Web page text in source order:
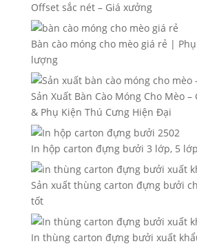
Offset sắc nét – Giá xưởng
Bàn cào móng cho mèo giá rẻ |
lượng
Sản Xuất Bàn Cào Móng Cho Mèo –
& Phụ Kiện Thú Cưng Hiện Đại
In hộp carton đựng bưởi 3 lớp, 5
Sản xuất thùng carton đựng bưởi
tốt
In thùng carton đựng bưởi xuất